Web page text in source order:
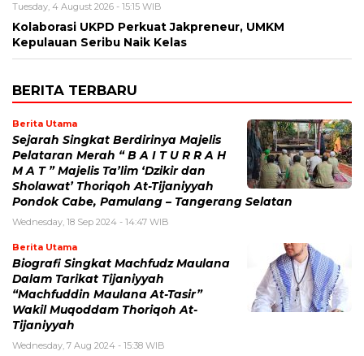
Tuesday, 4 August 2026 - 15:15 WIB
Kolaborasi UKPD Perkuat Jakpreneur, UMKM
Kepulauan Seribu Naik Kelas
BERITA TERBARU
Berita Utama
Sejarah Singkat Berdirinya Majelis
Pelataran Merah “ B A I T U R R A H
M A T ” Majelis Ta’lim ‘Dzikir dan
Sholawat’ Thoriqoh At-Tijaniyyah
Pondok Cabe, Pamulang – Tangerang Selatan
Wednesday, 18 Sep 2024 - 14:47 WIB
Berita Utama
Biografi Singkat Machfudz Maulana
Dalam Tarikat Tijaniyyah
“Machfuddin Maulana At-Tasir”
Wakil Muqoddam Thoriqoh At-
Tijaniyyah
Wednesday, 7 Aug 2024 - 15:38 WIB